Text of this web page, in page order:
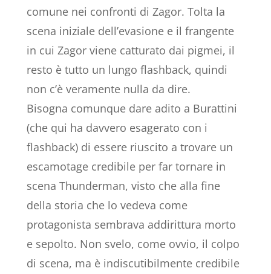
comune nei confronti di Zagor. Tolta la
scena iniziale dell’evasione e il frangente
in cui Zagor viene catturato dai pigmei, il
resto è tutto un lungo flashback, quindi
non c’è veramente nulla da dire.
Bisogna comunque dare adito a Burattini
(che qui ha davvero esagerato con i
flashback) di essere riuscito a trovare un
escamotage credibile per far tornare in
scena Thunderman, visto che alla fine
della storia che lo vedeva come
protagonista sembrava addirittura morto
e sepolto. Non svelo, come ovvio, il colpo
di scena, ma è indiscutibilmente credibile